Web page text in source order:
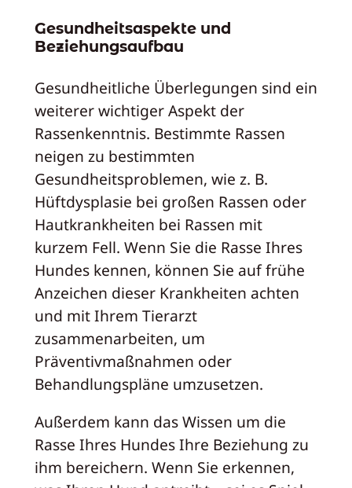
Gesundheitsaspekte und
Beziehungsaufbau
Gesundheitliche Überlegungen sind ein
weiterer wichtiger Aspekt der
Rassenkenntnis. Bestimmte Rassen
neigen zu bestimmten
Gesundheitsproblemen, wie z. B.
Hüftdysplasie bei großen Rassen oder
Hautkrankheiten bei Rassen mit
kurzem Fell. Wenn Sie die Rasse Ihres
Hundes kennen, können Sie auf frühe
Anzeichen dieser Krankheiten achten
und mit Ihrem Tierarzt
zusammenarbeiten, um
Präventivmaßnahmen oder
Behandlungspläne umzusetzen.
Außerdem kann das Wissen um die
Rasse Ihres Hundes Ihre Beziehung zu
ihm bereichern. Wenn Sie erkennen,